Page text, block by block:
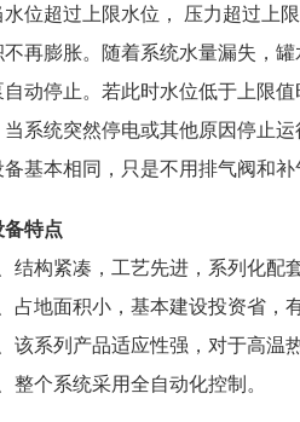
水位超过上限水位， 压力超过上
不再膨胀。随着系统水量漏失，
自动停止。若此时水位低于上限
当系统突然停电或其他原因停止
备基本相同，只是不用排气阀和补
特点
构紧凑，工艺先进，系列化配套
地面积小，基本建设投资省，有
系列产品适应性强，对于高温热
个系统采用全自动化控制。